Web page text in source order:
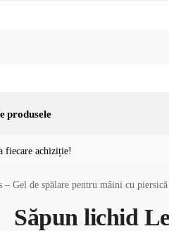
produsele
fiecare achiziție!
spălare pentru mâini cu piersică albă & nectarină
Săpun lichid